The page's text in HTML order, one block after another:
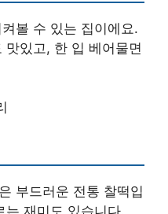
볼 수 있는 집이에요.
맛있고, 한 입 베어물면
부드러운 전통 찰떡입
재미도 있습니다.